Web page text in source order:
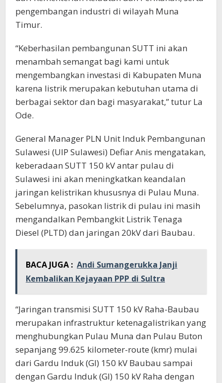
pengembangan industri di wilayah Muna
Timur.
“Keberhasilan pembangunan SUTT ini akan
menambah semangat bagi kami untuk
mengembangkan investasi di Kabupaten Muna
karena listrik merupakan kebutuhan utama di
berbagai sektor dan bagi masyarakat,” tutur La
Ode.
General Manager PLN Unit Induk Pembangunan
Sulawesi (UIP Sulawesi) Defiar Anis mengatakan,
keberadaan SUTT 150 kV antar pulau di
Sulawesi ini akan meningkatkan keandalan
jaringan kelistrikan khususnya di Pulau Muna.
Sebelumnya, pasokan listrik di pulau ini masih
mengandalkan Pembangkit Listrik Tenaga
Diesel (PLTD) dan jaringan 20kV dari Baubau.
BACA JUGA : Andi Sumangerukka Janji
Kembalikan Kejayaan PPP di Sultra
“Jaringan transmisi SUTT 150 kV Raha-Baubau
merupakan infrastruktur ketenagalistrikan yang
menghubungkan Pulau Muna dan Pulau Buton
sepanjang 99.625 kilometer-route (kmr) mulai
dari Gardu Induk (GI) 150 kV Baubau sampai
dengan Gardu Induk (GI) 150 kV Raha dengan